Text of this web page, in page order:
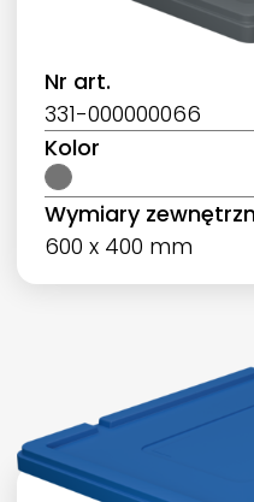
Nr art.
331-000000066
Kolor
Wymiary
600 x 400 mm